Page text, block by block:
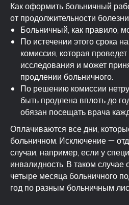
Как оформить больничный
от продолжительности
Больничный, как правило,
По истечении этого срока
комиссия, которая
исследования и может
продлении больничного.
По решению комиссии
быть продлена вплоть до
обязан посещать врача
Оплачиваются все дни,
больничном. Исключение —
случаи, например, если у
инвалидность. В таком случае
четыре месяца больничного
год по разным больничным